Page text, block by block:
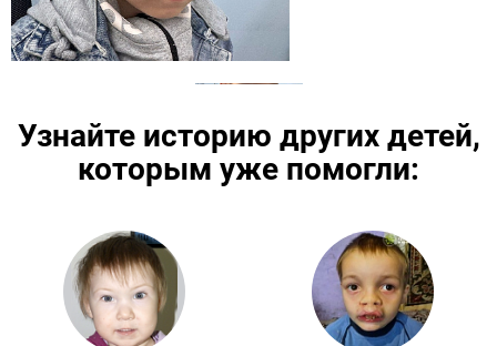
Узнайте историю других детей,
которым уже помогли:
Подробнее